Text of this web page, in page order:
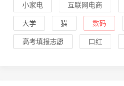
小家电 互联网电商
大学 猫 数码
高考填报志愿 口红